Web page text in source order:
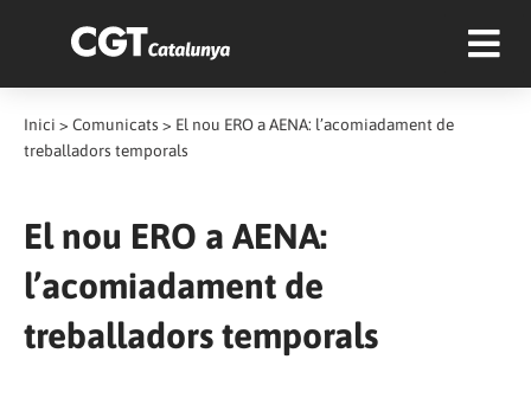
Inici > Comunicats > El nou ERO a AENA: l’acomiadament de
treballadors temporals
El nou ERO a AENA:
l’acomiadament de
treballadors temporals